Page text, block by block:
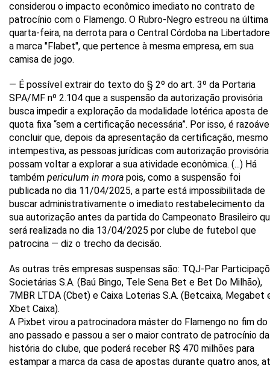
considerou o impacto econômico imediato no contrato de
patrocínio com o Flamengo. O Rubro-Negro estreou na última
quarta-feira, na derrota para o Central Córdoba na
a marca "Flabet", que pertence à mesma empresa, em sua
camisa de jogo.
— É possível extrair do texto do § 2º do art. 3º da Portaria
SPA/MF nº 2.104 que a suspensão da autorização provisória
busca impedir a exploração da modalidade lotérica aposta de
quota fixa “sem a certificação necessária”. Por isso, é
concluir que, depois da apresentação da certificação, mesmo
intempestiva, as pessoas jurídicas com autorização provisória
possam voltar a explorar a sua atividade econômica. (...) Há
também periculum in mora pois, como a suspensão foi
publicada no dia 11/04/2025, a parte está impossibilitada de
buscar administrativamente o imediato restabelecimento da
sua autorização antes da partida do Campeonato Brasileiro
será realizada no dia 13/04/2025 por clube de futebol que
patrocina — diz o trecho da decisão.
As outras três empresas suspensas são: TQJ-Par
Societárias S.A. (Baú Bingo, Tele Sena Bet e Bet Do Milhão),
7MBR LTDA (Cbet) e Caixa Loterias S.A. (Betcaixa, Megabet
Xbet Caixa).
A Pixbet virou a patrocinadora máster do Flamengo no fim do
ano passado e passou a ser o maior contrato de patrocínio da
história do clube, que poderá receber R$ 470 milhões para
estampar a marca da casa de apostas durante quatro anos,